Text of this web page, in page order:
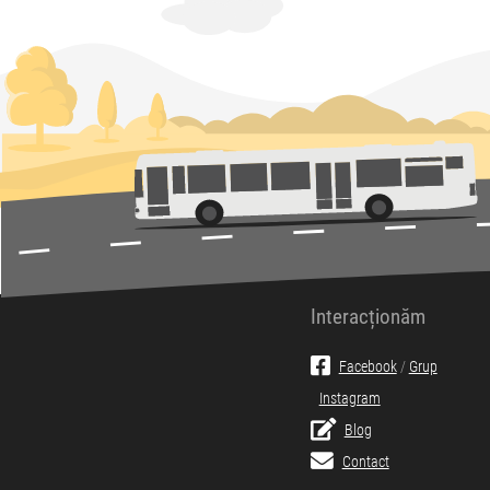
Interacționăm
Facebook/ Grup
Instagram
Blog
Contact